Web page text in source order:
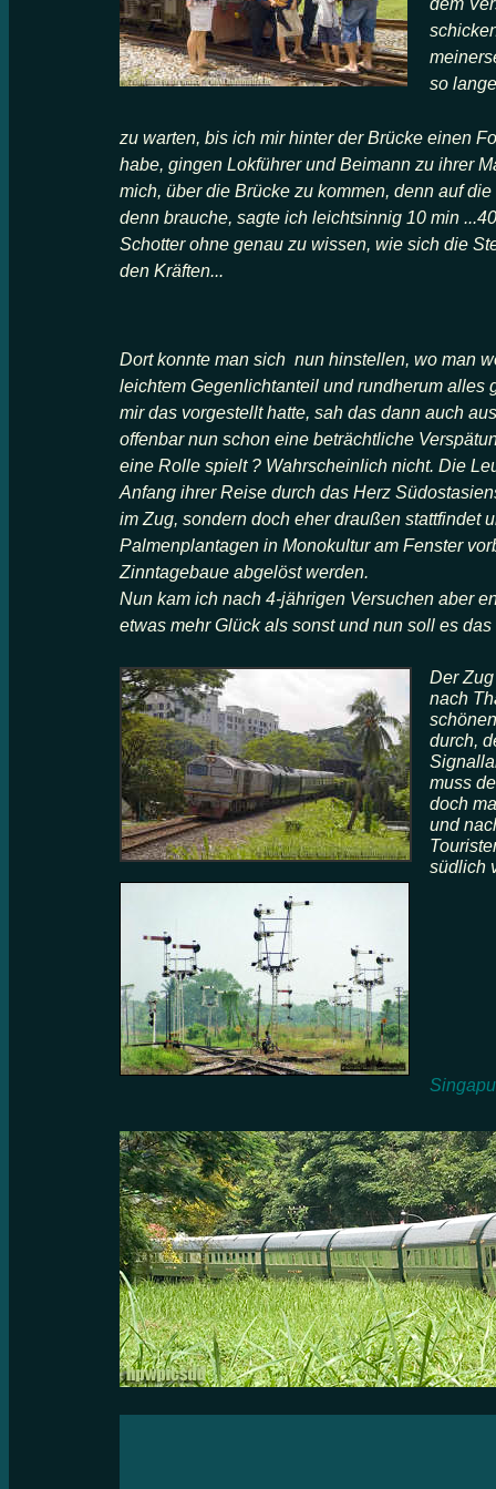
dem
so lange
zu warten, bis ich mir hinter der Brücke einen
habe, gingen Lokführer und Beimann zu ihrer
mich, über die Brücke zu kommen, denn auf
denn brauche, sagte ich leichtsinnig 10 min
Schotter ohne genau zu wissen, wie sich die
den Kräften...
Dort konnte man sich nun hinstellen, wo man
leichtem Gegenlichtanteil und rundherum alles
mir das vorgestellt hatte, sah das dann auch
offenbar nun schon eine beträchtliche
eine Rolle spielt ? Wahrscheinlich nicht. Die
Anfang ihrer Reise durch das Herz
im Zug, sondern doch eher draußen stattfindet
Palmenplantagen in Monokultur am Fenster
Zinntagebaue abgelöst werden.
Nun kam ich nach 4-jährigen Versuchen aber
etwas mehr Glück als sonst und nun soll es
Der
nach
durch,
muss
doch
und
südlich